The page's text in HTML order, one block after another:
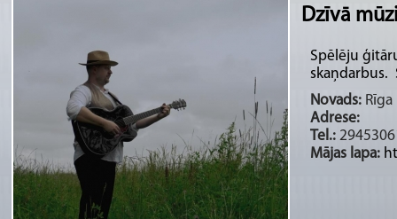
Dzīvā
Spēlēju
skaņdarbus.
Novads:
Adrese:
Tel.:
Mājas lapa: